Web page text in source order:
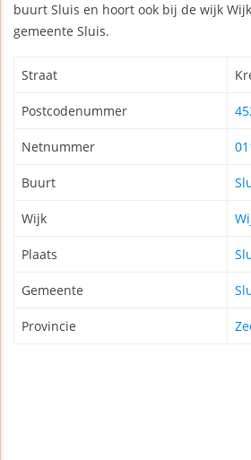
buurt Sluis en hoort ook bij de wijk
gemeente Sluis.
Straat
Postcodenummer
Netnummer
Buurt
Wijk
Plaats
Gemeente
Provincie